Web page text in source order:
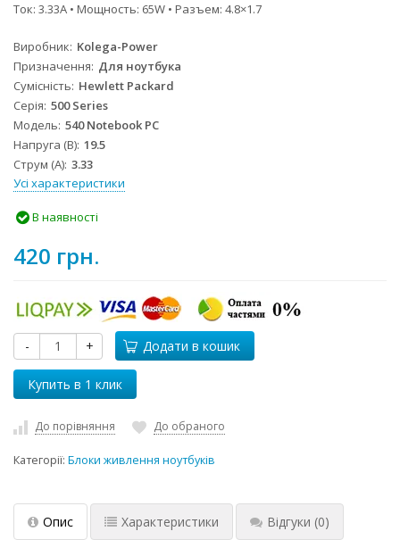
Ток: 3.33A • Мощность: 65W • Разъем: 4.8×1.7
Виробник Kolega-Power
Призначення Для ноутбука
Сумісність Hewlett Packard
Серія 500 Series
Модель 540 Notebook PC
Напруга (В) 19.5
Струм (А) 3.33
Усі характеристики
В наявності
420 грн.
- + Додати в кошик
До порівняння До обраного
Категорії: Блоки живлення ноутбуків
Опис Характеристики Відгуки (0)